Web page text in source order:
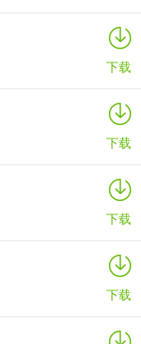
下载
下载
下载
下载